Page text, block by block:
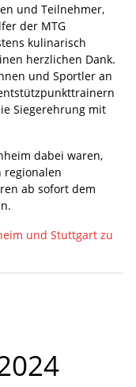
und Teilnehmer,
der MTG
kulinarisch
herzlichen Dank.
und Sportler an
Siegerehrung mit
dabei waren,
regionalen
ab sofort dem
und Stuttgart zu